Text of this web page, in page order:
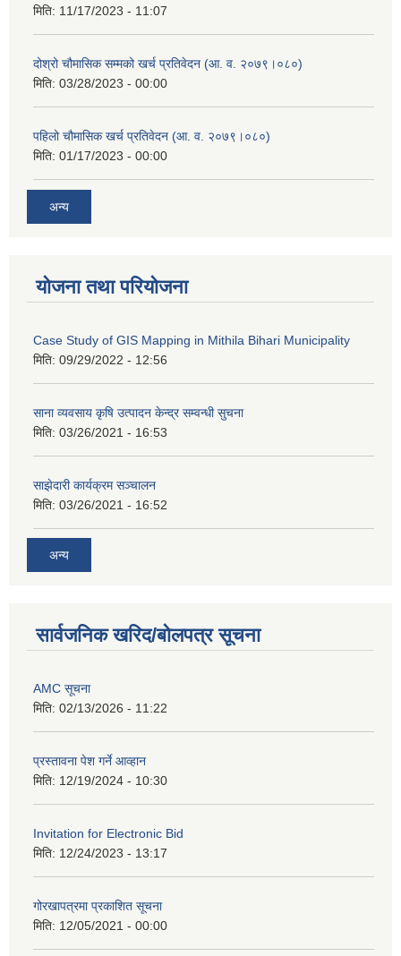
मिति: 11/17/2023 - 11:07
दोश्रो चौमासिक सम्मको खर्च प्रतिवेदन (आ. व. २०७९।०८०)
मिति: 03/28/2023 - 00:00
पहिलो चौमासिक खर्च प्रतिवेदन (आ. व. २०७९।०८०)
मिति: 01/17/2023 - 00:00
अन्य
योजना तथा परियोजना
Case Study of GIS Mapping in Mithila Bihari Municipality
मिति: 09/29/2022 - 12:56
साना व्यवसाय कृषि उत्पादन केन्द्र सम्वन्धी सुचना
मिति: 03/26/2021 - 16:53
साझेदारी कार्यक्रम सञ्चालन
मिति: 03/26/2021 - 16:52
अन्य
सार्वजनिक खरिद/बोलपत्र सूचना
AMC सूचना
मिति: 02/13/2026 - 11:22
प्रस्तावना पेश गर्ने आव्हान
मिति: 12/19/2024 - 10:30
Invitation for Electronic Bid
मिति: 12/24/2023 - 13:17
गोरखापत्रमा प्रकाशित सूचना
मिति: 12/05/2021 - 00:00